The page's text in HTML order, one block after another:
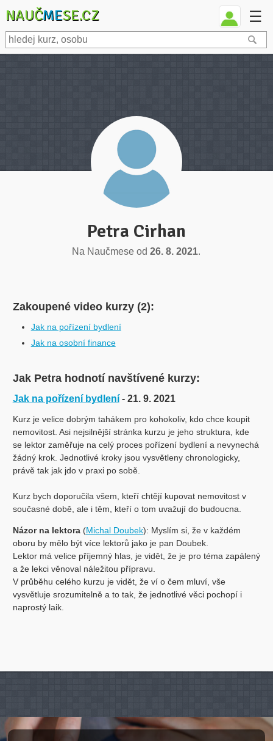
NAUČMESE.CZ ☰
Petra Cirhan
Na Naučmese od26. 8. 2021.
Zakoupené video kurzy (2):
Jak na pořízení bydlení
Jak na osobní finance
Jak Petra hodnotí navštívené kurzy:
Jak na pořízení bydlení - 21. 9. 2021
Kurz je velice dobrým tahákem pro kohokoliv, kdo chce koupit
nemovitost. Asi nejsilnější stránka kurzu je jeho struktura, kde
se lektor zaměřuje na celý proces pořízení bydlení a nevynechá
žádný krok. Jednotlivé kroky jsou vysvětleny chronologicky,
právě tak jak jdo v praxi po sobě.
Kurz bych doporučila všem, kteří chtějí kupovat nemovitost v
současné době, ale i těm, kteří o tom uvažují do budoucna.
Názor na lektora(Michal Doubek): Myslím si, že v každém
oboru by mělo být více lektorů jako je pan Doubek.
Lektor má velice příjemný hlas, je vidět, že je pro téma zapálený
a že lekci věnoval náležitou přípravu.
V průběhu celého kurzu je vidět, že ví o čem mluví, vše
vysvětluje srozumitelně a to tak, že jednotlivé věci pochopí i
naprostý laik.